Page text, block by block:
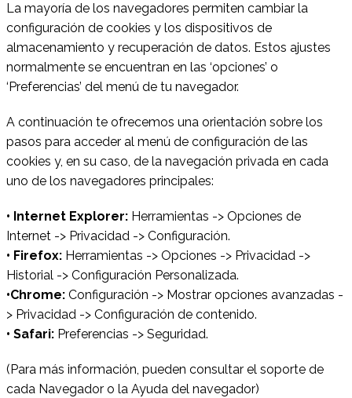
La mayoría de los navegadores permiten cambiar la
configuración de cookies y los dispositivos de
almacenamiento y recuperación de datos. Estos ajustes
normalmente se encuentran en las ‘opciones’ o
‘Preferencias’ del menú de tu navegador.
A continuación te ofrecemos una orientación sobre los
pasos para acceder al menú de configuración de las
cookies y, en su caso, de la navegación privada en cada
uno de los navegadores principales:
• Internet Explorer: Herramientas -> Opciones de
Internet -> Privacidad -> Configuración.
• Firefox: Herramientas -> Opciones -> Privacidad ->
Historial -> Configuración Personalizada.
•Chrome: Configuración -> Mostrar opciones avanzadas -
> Privacidad -> Configuración de contenido.
• Safari: Preferencias -> Seguridad.
(Para más información, pueden consultar el soporte de
cada Navegador o la Ayuda del navegador)